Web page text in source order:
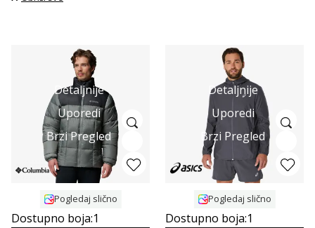
Detaljnije
Uporedi
Brzi Pregled
Pogledaj slično
Dostupno boja:1
Detaljnije
Uporedi
Brzi Pregled
Pogledaj slično
Dostupno boja:1